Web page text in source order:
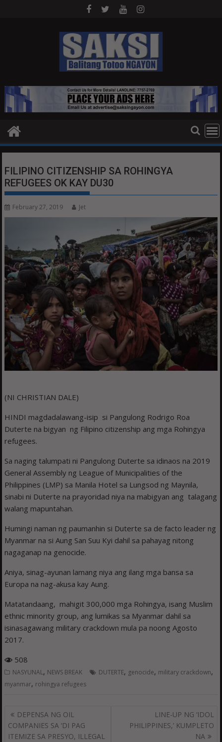
FILIPINO CITIZENSHIP SA ROHINGYA
REFUGEES OK KAY DU30
February 27, 2019 Jet
(NI CHRISTIAN DALE)
HINDI magdadalawang-isip si Pangulong Rodrigo Roa
Duterte na bigyan ng Filipino citizenship ang mga Rohingya
refugees.
Sa naging talumpati ni Pangulong Duterte sa idinaos na 2019
General Assembly ng League of Municipalities of the
Philippines (LMP) sa Manila Hotel sa Lungsod ng Maynila,
sinabi ni Duterte na prayoridad niya na mabigyan ang talagang
walang mapuntahan.
Humingi naman ng paumanhin si Duterte sa de facto leader ng
Myanmar na si Aung San Suu Kyi dahil sa pahayag nitong
nagaganap na genocide.
Aniya, sinag-ayunan lamang niya ang ilang mga bansa sa
Europa na nag-akusa kay Aung.
Matatandaang, mahigit 300,000 mga Rohingya, isang Muslim
ethnic minority group, ang lumikas sa Myanmar dahil sa
isinasagawang military crackdown mula pa noong Agosto
2017.
508
NASYUNAL, NEWS BREAK DUTERTE, genocide, military crackdown,
myanmar, rohingya refugees
Post
navigation
DEPENSA NG OIL
COMPANIES SA ‘DI PAG
ITEMIZE SA PRESYO, ILLEGAL
LINE-UP NG ‘IDOL
PHILIPPINES,’ KUMPLETO
NA